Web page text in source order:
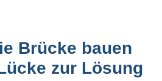
Brücke bauen
zur Lösung